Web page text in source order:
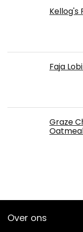
Kellog's
Faja
Graze
Over ons